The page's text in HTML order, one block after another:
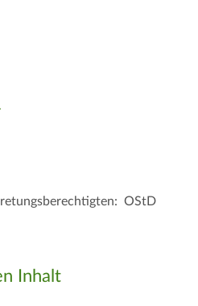
OStD
Inhalt